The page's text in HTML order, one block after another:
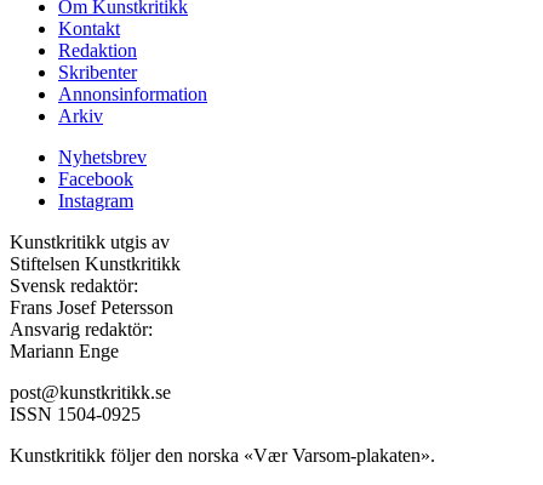
Om Kunstkritikk
Kontakt
Redaktion
Skribenter
Annonsinformation
Arkiv
Nyhetsbrev
Facebook
Instagram
Kunstkritikk utgis av
Stiftelsen Kunstkritikk
Svensk redaktör:
Frans Josef Petersson
Ansvarig redaktör:
Mariann Enge
post@kunstkritikk.se
ISSN 1504-0925
Kunstkritikk följer den norska «Vær Varsom-plakaten».